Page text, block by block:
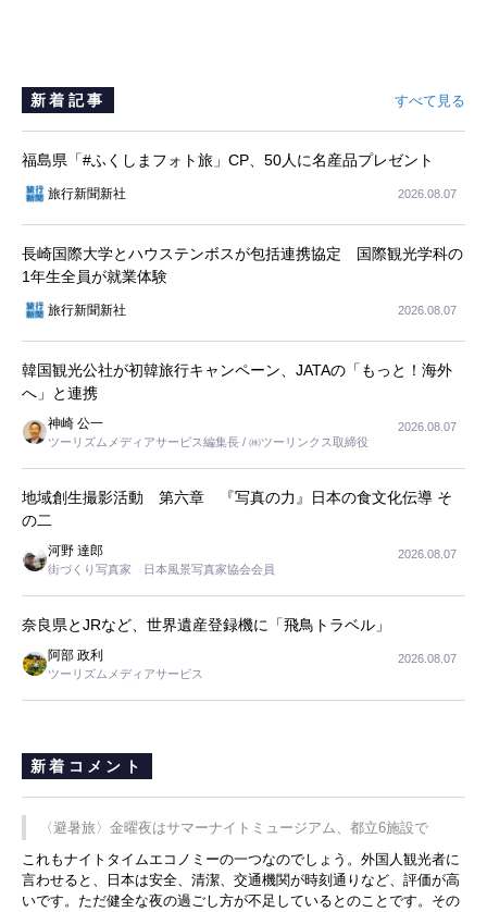
新着記事 すべて見る
福島県「#ふくしまフォト旅」CP、50人に名産品プレゼント
旅行新聞新社 2026.08.07
長崎国際大学とハウステンボスが包括連携協定 国際観光学科の
1年生全員が就業体験
旅行新聞新社 2026.08.07
韓国観光公社が初韓旅行キャンペーン、JATAの「もっと！海外
へ」と連携
神崎 公一
ツーリズムメディアサービス編集長 / ㈱ツーリンクス取締役
2026.08.07
地域創生撮影活動 第六章 『写真の力』日本の食文化伝導 そ
の二
河野 達郎
街づくり写真家 日本風景写真家協会会員
2026.08.07
奈良県とJRなど、世界遺産登録機に「飛鳥トラベル」
阿部 政利
ツーリズムメディアサービス
2026.08.07
新着コメント
〈避暑旅〉金曜夜はサマーナイトミュージアム、都立6施設で
これもナイトタイムエコノミーの一つなのでしょう。外国人観光者に
言わせると、日本は安全、清潔、交通機関が時刻通りなど、評価が高
いです。ただ健全な夜の過ごし方が不足しているとのことです。その